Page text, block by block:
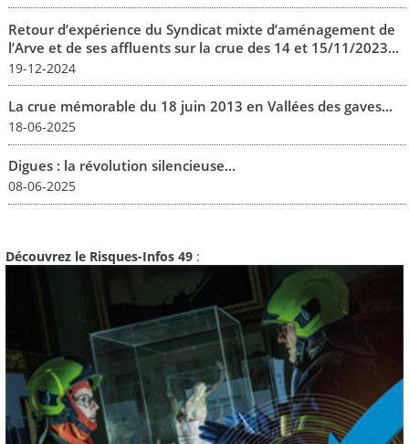
Retour d’expérience du Syndicat mixte d’aménagement de
l’Arve et de ses affluents sur la crue des 14 et 15/11/2023...
19-12-2024
La crue mémorable du 18 juin 2013 en Vallées des gaves...
18-06-2025
Digues : la révolution silencieuse...
08-06-2025
Découvrez le Risques-Infos 49 :